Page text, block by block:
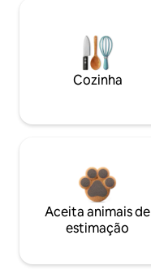
Cozinha
Aceita animais de
estimação